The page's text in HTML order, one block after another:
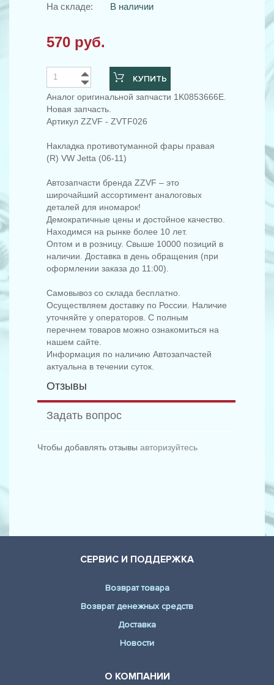
На складе: В наличии
570 руб.
КУПИТЬ
Аналог оригинальной запчасти 1K0853666E.
Новая запчасть.
Артикул ZZVF - ZVTF026
Накладка противотуманной фары правая
(R) VW Jetta (06-11)
Автозапчасти бренда ZZVF – это
широчайший ассортимент аналоговых
деталей для иномарок!
Демократичные цены и достойное качество.
Находимся на рынке более 10 лет.
Оптом и в розницу. Свыше 10000 позиций в
наличии. Доставка в день обращения (при
оформлении заказа до 11:00).
Самовывоз со склада бесплатно.
Осуществляем доставку по России. Наличие
уточняйте у операторов. С полным
перечнем товаров можно ознакомиться на
нашем сайте.
Информация по наличию Автозапчастей
актуальна в течении суток.
Отзывы
Задать вопрос
Чтобы добавлять отзывы авторизуйтесь
СЕРВИС И ПОДДЕРЖКА
Возврат товара
Возврат денежных средств
Доставка
Новости
О КОМПАНИИ